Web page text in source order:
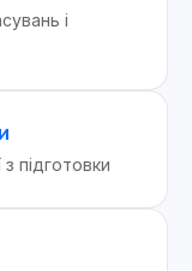
і
підготовки